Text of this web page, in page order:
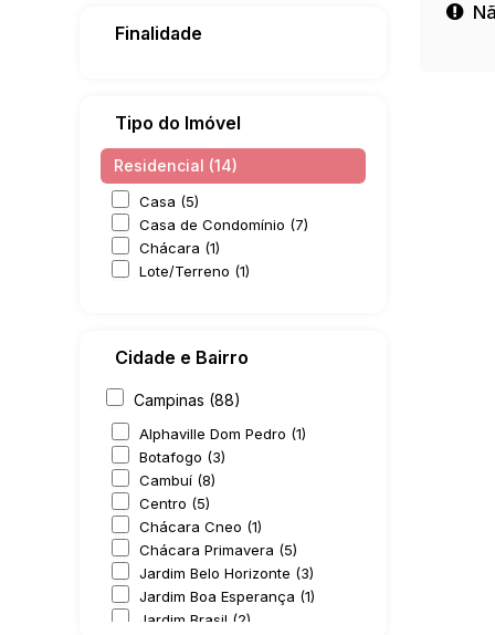
Finalidade
Tipo do Imóvel
Residencial (14)
Casa (5)
Casa de Condomínio (7)
Chácara (1)
Lote/Terreno (1)
Cidade e Bairro
Campinas (88)
Alphaville Dom Pedro (1)
Botafogo (3)
Cambuí (8)
Centro (5)
Chácara Cneo (1)
Chácara Primavera (5)
Jardim Belo Horizonte (3)
Jardim Boa Esperança (1)
Jardim Brasil (2)